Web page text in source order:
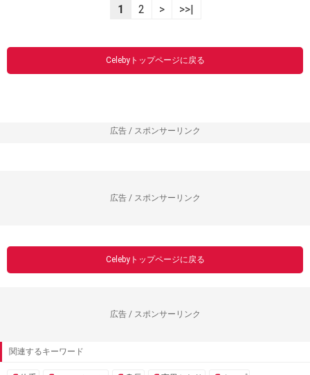
1 2 > >>|
Celebyトップページに戻る
広告 / スポンサーリンク
広告 / スポンサーリンク
Celebyトップページに戻る
広告 / スポンサーリンク
関連するキーワード